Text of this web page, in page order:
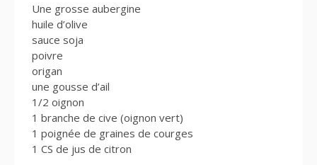
Une grosse aubergine
huile d’olive
sauce soja
poivre
origan
une gousse d’ail
1/2 oignon
1 branche de cive (oignon vert)
1 poignée de graines de courges
1 CS de jus de citron